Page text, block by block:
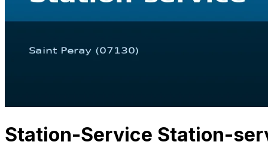
Station-Service Station-